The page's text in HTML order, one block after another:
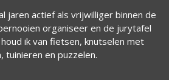
jaren actief als vrijwilliger binnen de
organiseer en de jurytafel
ik van fietsen, knutselen met
tuinieren en puzzelen.